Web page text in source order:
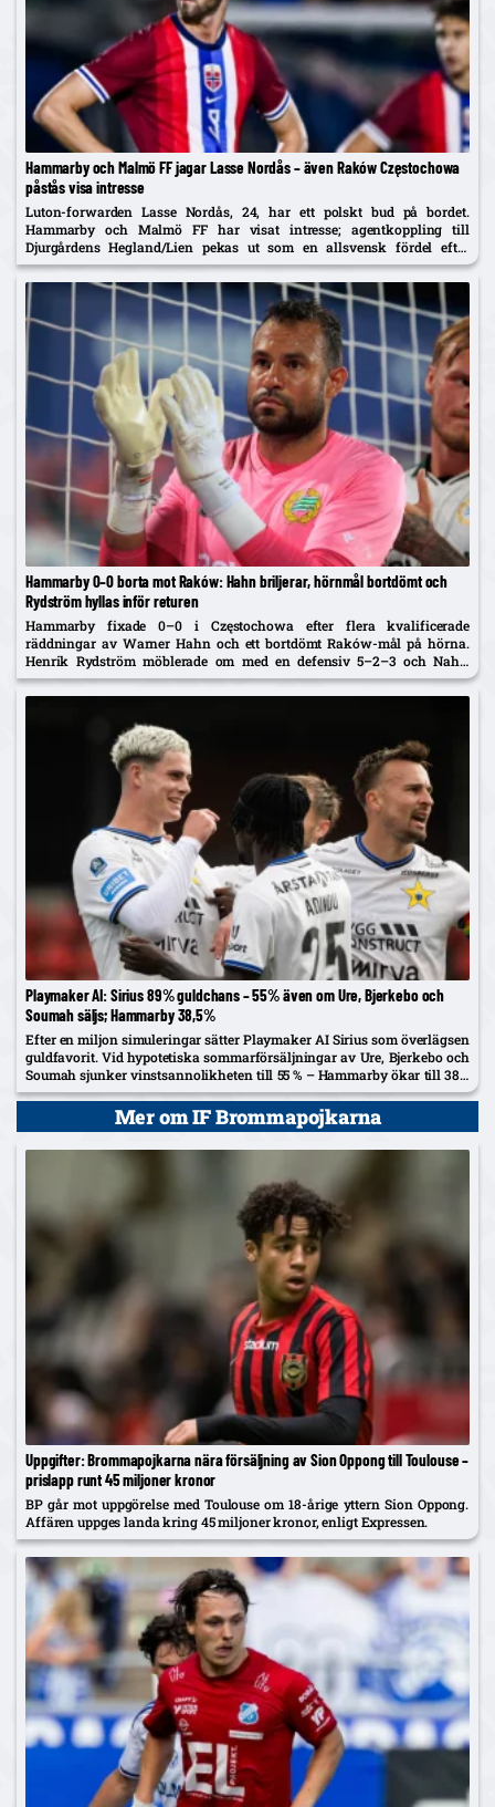
Hammarby och Malmö FF jagar Lasse Nordås – även Raków Częstochowa
påstås visa intresse
Luton-forwarden Lasse Nordås, 24, har ett polskt bud på bordet.
Hammarby och Malmö FF har visat intresse; agentkoppling till
Djurgårdens Hegland/Lien pekas ut som en allsvensk fördel efter
norrmannens succélån i Heerenveen.
Hammarby 0–0 borta mot Raków: Hahn briljerar, hörnmål bortdömt och
Rydström hyllas inför returen
Hammarby fixade 0–0 i Częstochowa efter flera kvalificerade
räddningar av Warner Hahn och ett bortdömt Raków-mål på hörna.
Henrik Rydström möblerade om med en defensiv 5–2–3 och Nahir
Besara som falsk nia – och får beröm av spelarna. Returen spelas...
Playmaker AI: Sirius 89% guldchans – 55% även om Ure, Bjerkebo och
Soumah säljs; Hammarby 38,5%
Efter en miljon simuleringar sätter Playmaker AI Sirius som överlägsen
guldfavorit. Vid hypotetiska sommarförsäljningar av Ure, Bjerkebo och
Soumah sjunker vinstsannolikheten till 55 % – Hammarby ökar till 38,5
%.
Mer om IF Brommapojkarna
Uppgifter: Brommapojkarna nära försäljning av Sion Oppong till Toulouse –
prislapp runt 45 miljoner kronor
BP går mot uppgörelse med Toulouse om 18-årige yttern Sion Oppong.
Affären uppges landa kring 45 miljoner kronor, enligt Expressen.